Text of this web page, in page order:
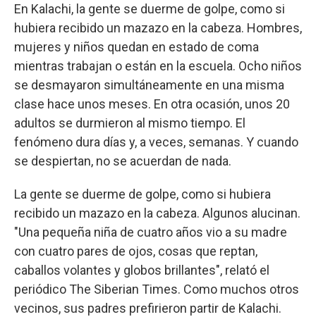
En Kalachi, la gente se duerme de golpe, como si
hubiera recibido un mazazo en la cabeza. Hombres,
mujeres y niños quedan en estado de coma
mientras trabajan o están en la escuela. Ocho niños
se desmayaron simultáneamente en una misma
clase hace unos meses. En otra ocasión, unos 20
adultos se durmieron al mismo tiempo. El
fenómeno dura días y, a veces, semanas. Y cuando
se despiertan, no se acuerdan de nada.
La gente se duerme de golpe, como si hubiera
recibido un mazazo en la cabeza. Algunos alucinan.
"Una pequeña niña de cuatro años vio a su madre
con cuatro pares de ojos, cosas que reptan,
caballos volantes y globos brillantes", relató el
periódico The Siberian Times. Como muchos otros
vecinos, sus padres prefirieron partir de Kalachi.